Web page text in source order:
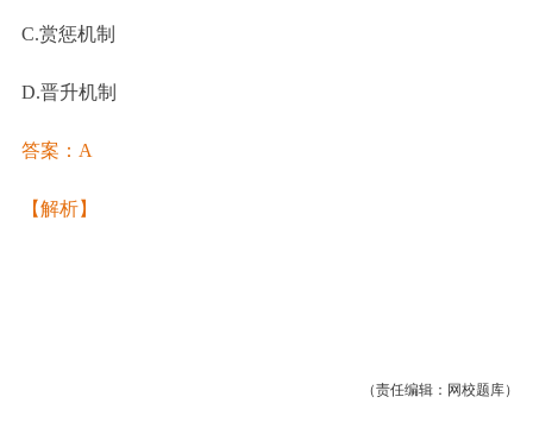
C.赏惩机制
D.晋升机制
答案： A
【解析】
（责任编辑：网校题库）